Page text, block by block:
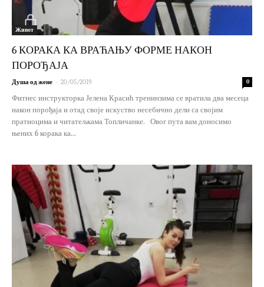
Живот
6 КОРАКА КА ВРАЋАЊУ ФОРМЕ НАКОН
ПОРОЂАЈА
Душа од жене - 20/05/2019 0
Фитнес инструкторка Јелена Красић тренинзима се вратила два месеца
након порођаја и отад своје искуство несебично дели са својим
пратиоцима и читатељкама Топличанке. Овог пута вам доносимо
њених 6 корака ка...